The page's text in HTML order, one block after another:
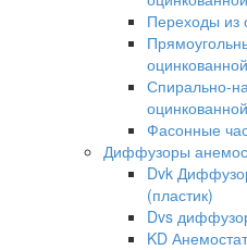
Переходы из
Спирально-
Фасонные
Диффузоры
Dvk
(пластик)
Dvs
KD